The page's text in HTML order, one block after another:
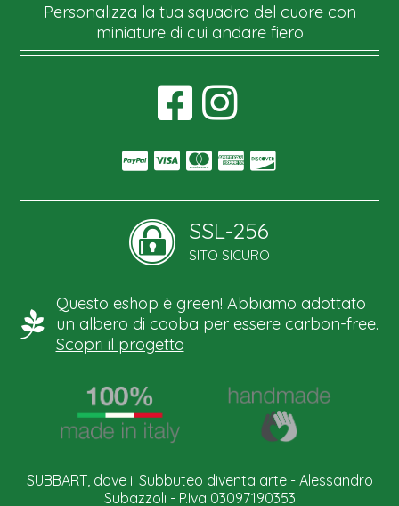
Personalizza la tua squadra del cuore con
miniature di cui andare fiero
SSL-256
SITO SICURO
Questo eshop è green! Abbiamo adottato
un albero di caoba per essere carbon-free.
Scopri il progetto
SUBBART, dove il Subbuteo diventa arte - Alessandro
Subazzoli - P.Iva 03097190353